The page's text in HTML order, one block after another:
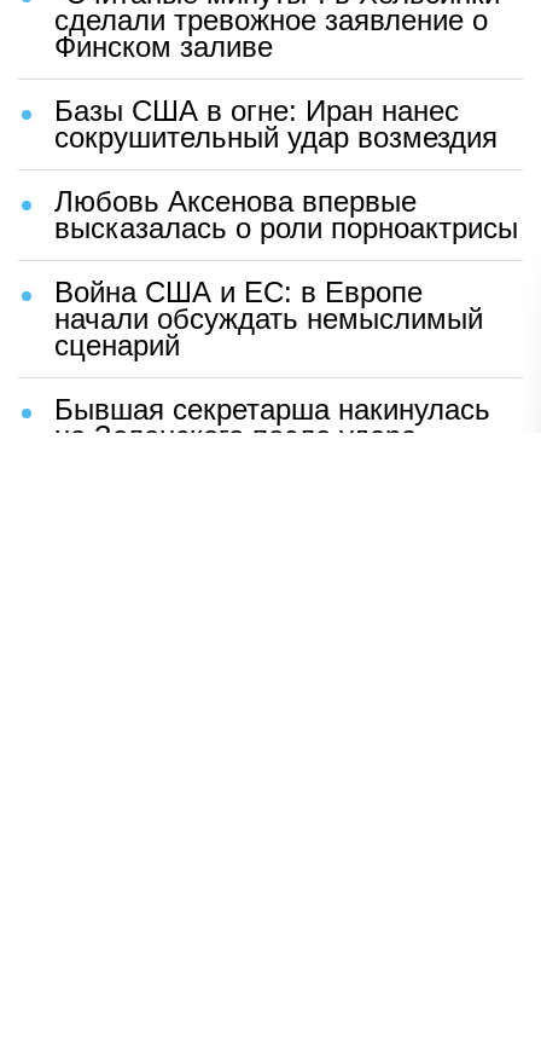
сделали тревожное заявление о
Финском заливе
Базы США в огне: Иран нанес
сокрушительный удар возмездия
Любовь Аксенова впервые
высказалась о роли порноактрисы
Война США и ЕС: в Европе
начали обсуждать немыслимый
сценарий
Бывшая секретарша накинулась
на Зеленского после удара